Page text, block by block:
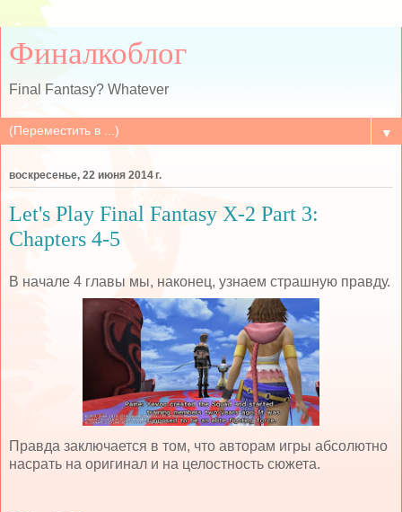
Финалкоблог
Final Fantasy? Whatever
▼
воскресенье, 22 июня 2014 г.
Let's Play Final Fantasy X-2 Part 3:
Chapters 4-5
В начале 4 главы мы, наконец, узнаем страшную правду.
Правда заключается в том, что авторам игры абсолютно
насрать на оригинал и на целостность сюжета.